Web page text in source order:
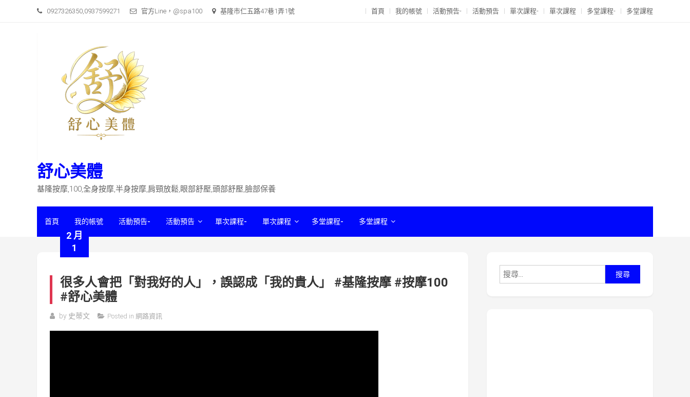
0927326350,0937599271 官方Line，@spa100 基隆市仁五路47巷1弄1號 首頁 我的帳號 活動預告- 活動預告 單次課程- 單次課程 多堂課程- 多堂課程
舒心美體
基隆按摩,100,全身按摩,半身按摩,肩頸放鬆,眼部舒壓,頭部舒壓,臉部保養
首頁 我的帳號 活動預告- 活動預告 單次課程- 單次課程 多堂課程- 多堂課程
2 月
1
很多人會把「對我好的人」，誤認成「我的貴人」 #基隆按摩 #按摩100
#舒心美體
by 史蒂文 Posted in 網路資訊
尋